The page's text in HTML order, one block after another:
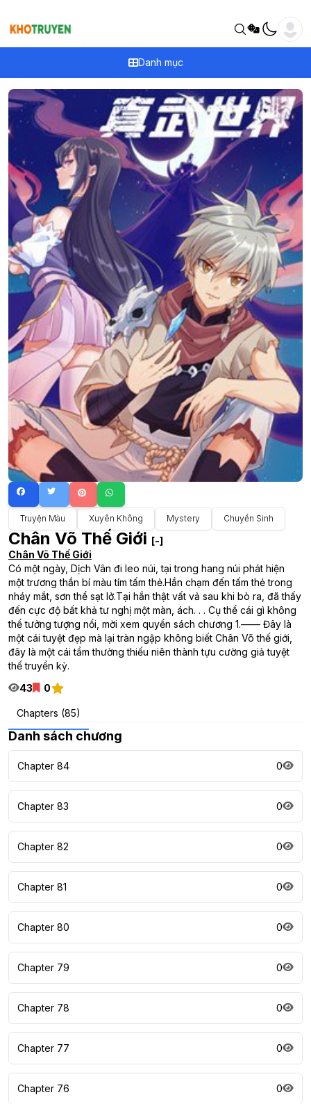
Danh mục
Truyện Màu Xuyên Không Mystery Chuyển Sinh
Chân Võ Thế Giới [-]
Chân Võ Thế Giới
Có một ngày, Dịch Vân đi leo núi, tại trong hang núi phát hiện
một trương thần bí màu tím tấm thẻ.Hắn chạm đến tấm thẻ trong
nháy mắt, sơn thể sạt lở.Tại hắn thật vất vả sau khi bò ra, đã thấy
đến cực độ bất khả tư nghị một màn, ách. . . Cụ thể cái gì không
thể tưởng tượng nổi, mời xem quyển sách chương 1.—— Đây là
một cái tuyệt đẹp mà lại tràn ngập không biết Chân Võ thế giới,
đây là một cái tầm thường thiếu niên thành tựu cường giả tuyệt
thế truyền kỳ.
43
0
Chapters (85)
Danh sách chương
Chapter 84 0
Chapter 83 0
Chapter 82 0
Chapter 81 0
Chapter 80 0
Chapter 79 0
Chapter 78 0
Chapter 77 0
Chapter 76 0